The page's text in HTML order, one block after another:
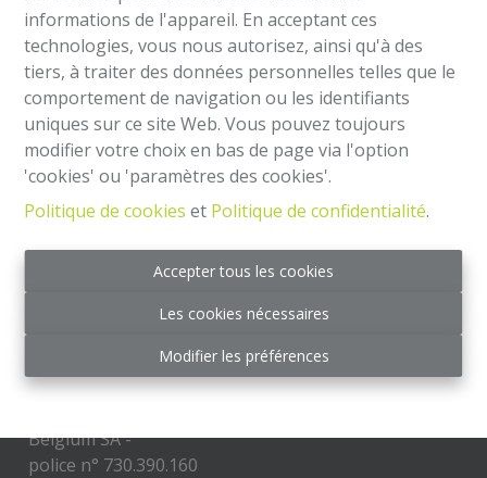
informations de l'appareil. En acceptant ces
technologies, vous nous autorisez, ainsi qu'à des
tiers, à traiter des données personnelles telles que le
comportement de navigation ou les identifiants
uniques sur ce site Web. Vous pouvez toujours
modifier votre choix en bas de page via l'option
'cookies' ou 'paramètres des cookies'.
Politique de cookies et Politique de confidentialité.
Accepter tous les cookies
Les cookies nécessaires
Modifier les préférences
Mentions légales
IPI 504.813- Belgique
du Luxembourg 16 B - 1000 Bruxelles
Code de déontologie:
https://www.ipi.be/downloads/code-de-deontologie
Belgium SA -
police n° 730.390.160